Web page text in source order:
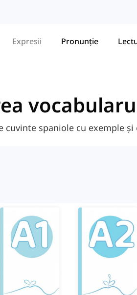
Expresii Pronunție
cuvinte spaniole cu exemple